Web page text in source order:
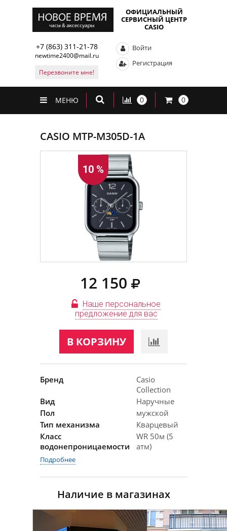
ОФИЦИАЛЬНЫЙ
СЕРВИСНЫЙ ЦЕНТР
CASIO
+7 (863) 311-21-78
newtime2400@mail.ru
Перезвоните мне!
Войти
Регистрация
МЕНЮ 0 0
CASIO MTP-M305D-1A
10 %
12 150
Наше персональное
предложение для вас
В КОРЗИНУ
Бренд
Casio
Collection
Вид
Наручные
Пол
мужской
Тип механизма
Кварцевый
Класс
водонепроницаемости
WR 50м (5
атм)
Подробнее
Наличие в магазинах